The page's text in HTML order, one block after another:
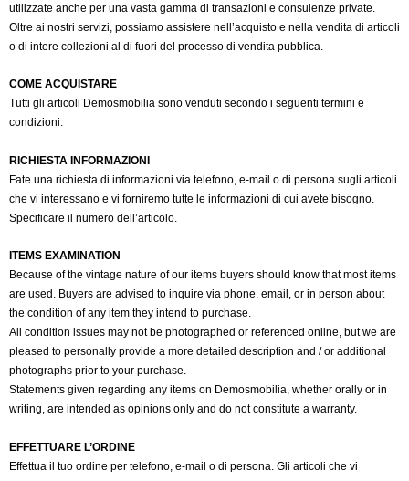
utilizzate anche per una vasta gamma di transazioni e consulenze private.
Oltre ai nostri servizi, possiamo assistere nell’acquisto e nella vendita di articoli
o di intere collezioni al di fuori del processo di vendita pubblica.
COME ACQUISTARE
Tutti gli articoli Demosmobilia sono venduti secondo i seguenti termini e
condizioni.
RICHIESTA INFORMAZIONI
Fate una richiesta di informazioni via telefono, e-mail o di persona sugli articoli
che vi interessano e vi forniremo tutte le informazioni di cui avete bisogno.
Specificare il numero dell’articolo.
ITEMS EXAMINATION
Because of the vintage nature of our items buyers should know that most items
are used. Buyers are advised to inquire via phone, email, or in person about
the condition of any item they intend to purchase.
All condition issues may not be photographed or referenced online, but we are
pleased to personally provide a more detailed description and / or additional
photographs prior to your purchase.
Statements given regarding any items on Demosmobilia, whether orally or in
writing, are intended as opinions only and do not constitute a warranty.
EFFETTUARE L’ORDINE
Effettua il tuo ordine per telefono, e-mail o di persona. Gli articoli che vi